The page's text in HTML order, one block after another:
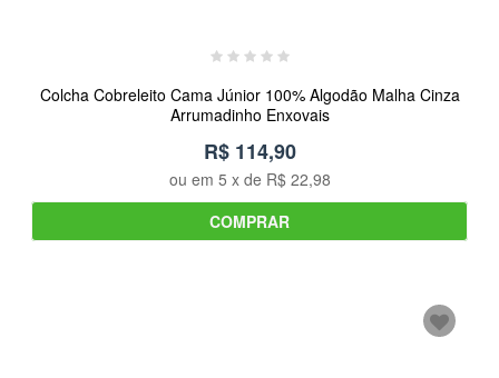
Colcha Cobreleito Cama Júnior 100% Algodão Malha Cinza
Arrumadinho Enxovais
R$ 114,90
ou em 5 x de R$ 22,98
COMPRAR